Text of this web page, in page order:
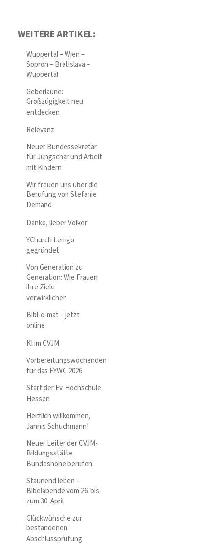
WEITERE ARTIKEL:
Wuppertal – Wien –
Sopron – Bratislava –
Wuppertal
Geberlaune:
Großzügigkeit neu
entdecken
Relevanz
Neuer Bundessekretär
für Jungschar und Arbeit
mit Kindern
Wir freuen uns über die
Berufung von Stefanie
Demand
Danke, lieber Volker
YChurch Lemgo
gegründet
Von Generation zu
Generation: Wie Frauen
ihre Ziele
verwirklichen
Bibl-o-mat – jetzt
online
KI im CVJM
Vorbereitungswochenden
für das EYWC 2026
Start der Ev. Hochschule
Hessen
Herzlich willkommen,
Jannis Schuchmann!
Neuer Leiter der CVJM-
Bildungsstätte
Bundeshöhe berufen
Staunend leben –
Bibelabende vom 26. bis
zum 30. April
Glückwünsche zur
bestandenen
Abschlussprüfung